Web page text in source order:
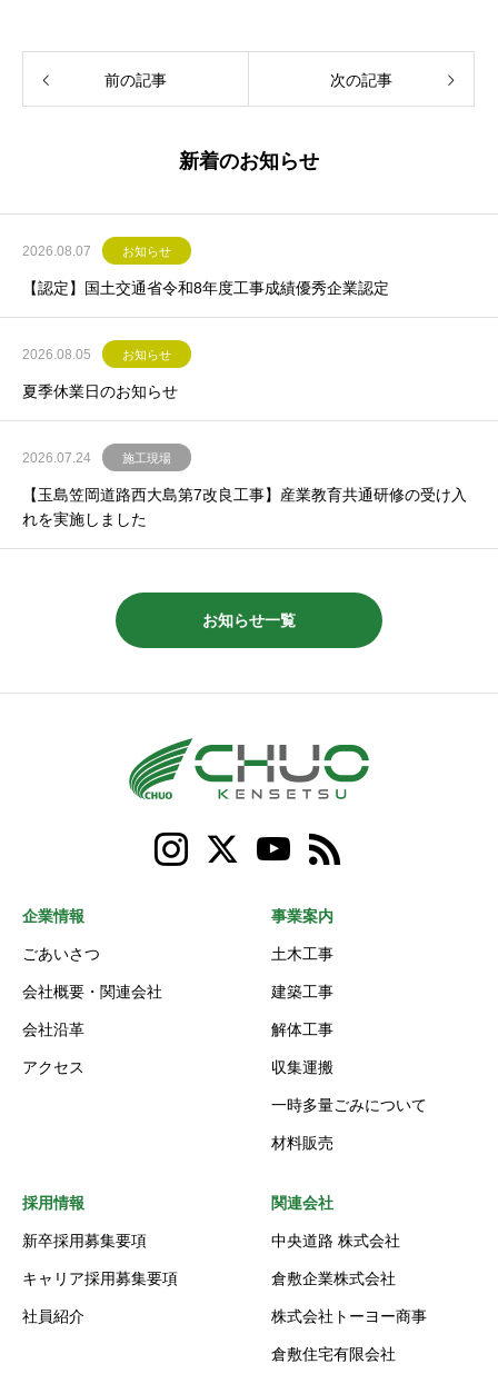
前の記事 次の記事
新着のお知らせ
2026.08.07 お知らせ
【認定】国土交通省令和8年度工事成績優秀企業認定
2026.08.05 お知らせ
夏季休業日のお知らせ
2026.07.24 施工現場
【玉島笠岡道路西大島第7改良工事】産業教育共通研修の受け入
れを実施しました
お知らせ一覧
企業情報
ごあいさつ
会社概要・関連会社
会社沿革
アクセス
事業案内
土木工事
建築工事
解体工事
収集運搬
一時多量ごみについて
材料販売
採用情報
新卒採用募集要項
キャリア採用募集要項
社員紹介
関連会社
中央道路 株式会社
倉敷企業株式会社
株式会社トーヨー商事
倉敷住宅有限会社